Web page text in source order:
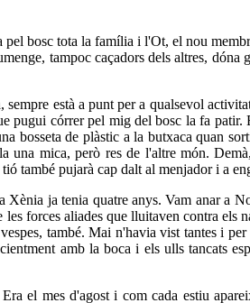
bosc tota la família i l'Ot, el nou
tampoc caçadors dels altres, dóna
està a punt per a qualsevol
córrer pel mig del bosc la fa patir.
de plàstic a la butxaca quan
mica, però res de l'altre món.
també pujarà cap dalt al menjador i a
ja tenia quatre anys. Vam anar a
forces aliades que lluitaven contra
també. Mai n'havia vist tantes i
amb la boca i els ulls tancats
el mes d'agost i com cada estiu